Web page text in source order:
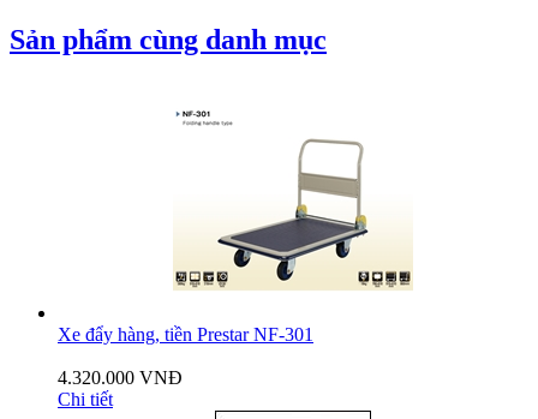
Sản phẩm cùng danh mục
Xe đẩy hàng, tiền Prestar NF-301
4.320.000 VNĐ
Chi tiết